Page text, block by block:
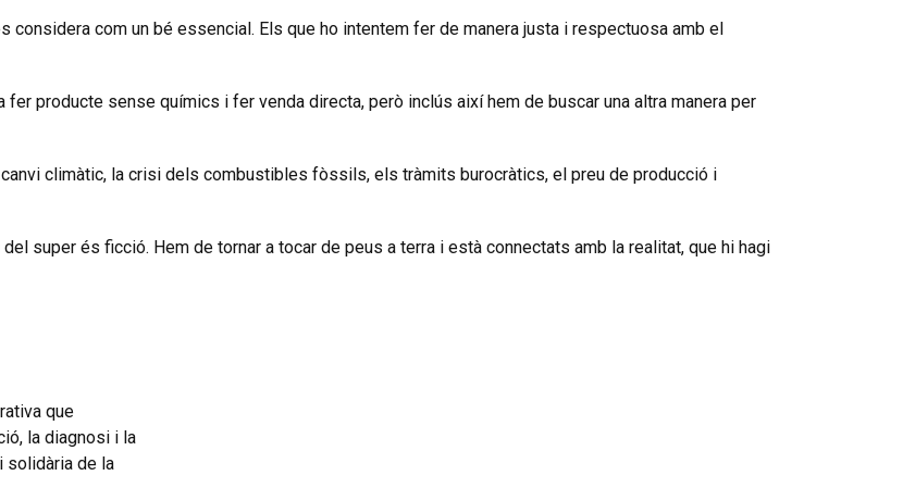
considera com un bé essencial. Els que ho intentem fer de manera justa i respectuosa amb el
fer producte sense químics i fer venda directa, però inclús així hem de buscar una altra manera per
climàtic, la crisi dels combustibles fòssils, els tràmits burocràtics, el preu de producció i
super és ficció. Hem de tornar a tocar de peus a terra i està connectats amb la realitat, que hi hagi
que
la diagnosi i la
solidària de la